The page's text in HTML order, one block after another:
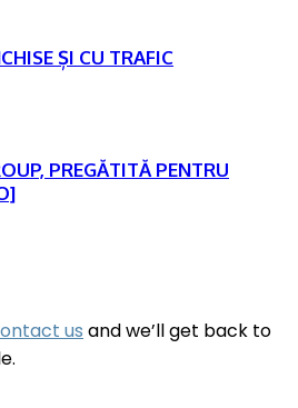
ȘI CU TRAFIC
PREGĂTITĂ PENTRU
us and we’ll get back to